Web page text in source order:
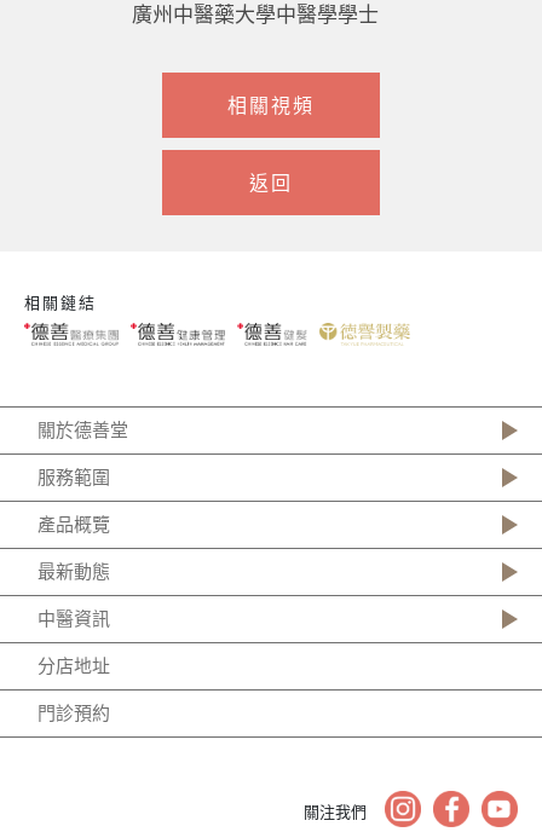
廣州中醫藥大學中醫學學士
相關視頻
返回
相關鏈結
關於德善堂
服務範圍
產品概覽
最新動態
中醫資訊
分店地址
門診預約
關注我們